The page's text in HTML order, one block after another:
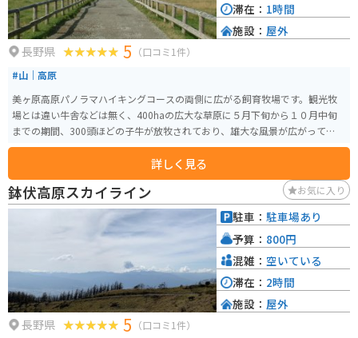
長野県 5 （口コミ1件）
#山｜高原
美ヶ原高原パノラマハイキングコースの両側に広がる飼育牧場です。観光牧
場とは違い牛舎などは無く、400haの広大な草原に５月下旬から１０月中旬
までの期間、300頭ほどの子牛が放牧されており、雄大な風景が広がっていま
す。ビーナスラインからアクセスできます。
詳しく見る
滞在： 1時間
施設： 屋外
鉢伏高原スカイライン お気に入り
長野県 5 （口コミ1件）
駐車： 駐車場あり
予算： 800円
混雑： 空いている
滞在： 2時間
施設： 屋外